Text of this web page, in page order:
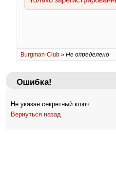
Burgman-Club » Не определено
Ошибка!
Не указан секретный ключ.
Вернуться назад